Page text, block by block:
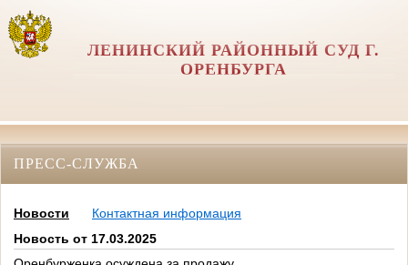
ЛЕНИНСКИЙ РАЙОННЫЙ СУД Г.
ОРЕНБУРГА
ПРЕСС-СЛУЖБА
Новости
Контактная информация
Новость от 17.03.2025